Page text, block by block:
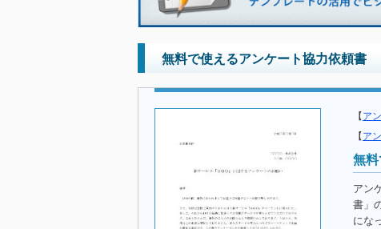
無料で使えるアンケート協力依頼書
【ア
【ア
無
アン
書」
にな